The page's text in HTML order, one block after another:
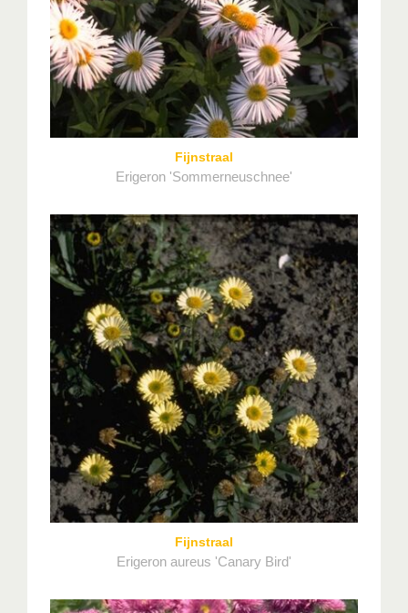
Fijnstraal
Erigeron 'Sommerneuschnee'
Fijnstraal
Erigeron aureus 'Canary Bird'